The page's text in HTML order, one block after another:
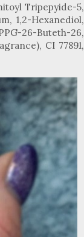
Tripepyide-5,
1,2-Hexanediol,
26-Buteth-26,
CI 77891,